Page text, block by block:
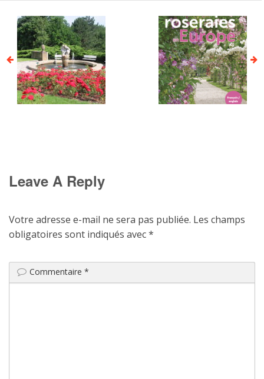
Leave A Reply
Votre adresse e-mail ne sera pas publiée. Les champs
obligatoires sont indiqués avec*
Commentaire *